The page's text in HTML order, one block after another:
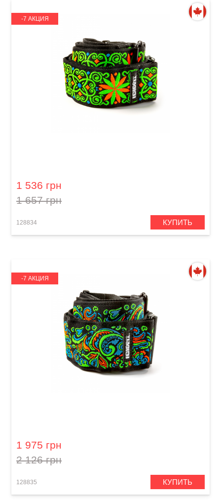
-7 АКЦИЯ
1 536 грн
1 657 грн
128834 КУПИТЬ
-7 АКЦИЯ
1 975 грн
2 126 грн
128835 КУПИТЬ